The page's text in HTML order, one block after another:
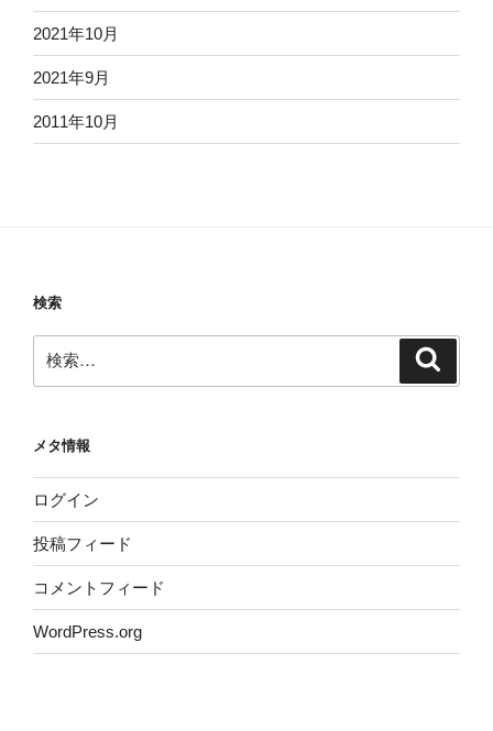
2021年10月
2021年9月
2011年10月
検索
索:
メタ情報
ログイン
投稿フィード
コメントフィード
WordPress.org